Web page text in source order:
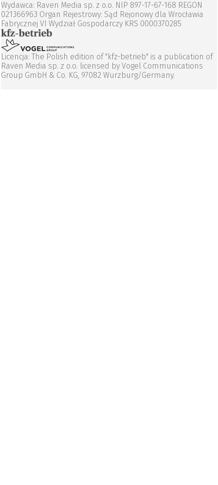
Wydawca: Raven Media sp. z o.o. NIP 897-17-67-168 REGON
021366963 Organ Rejestrowy: Sąd Rejonowy dla Wrocławia
Fabrycznej VI Wydział Gospodarczy KRS 0000370285
Licencja: The Polish edition of "kfz-betrieb" is a publication of
Raven Media sp. z o.o. licensed by Vogel Communications
Group GmbH & Co. KG, 97082 Wurzburg/Germany.